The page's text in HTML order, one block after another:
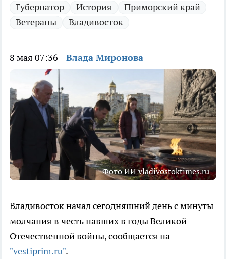
Губернатор История
Приморский край
Ветераны
Владивосток
8 мая 07:36 Влада Миронова
Фото ИИ vladivostoktimes.ru
Владивосток начал сегодняшний день с минуты
молчания в честь павших в годы Великой
Отечественной войны, сообщается на
"vestiprim.ru".